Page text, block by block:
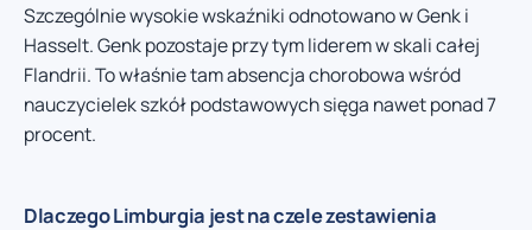
Szczególnie wysokie wskaźniki odnotowano w Genk i
Hasselt. Genk pozostaje przy tym liderem w skali całej
Flandrii. To właśnie tam absencja chorobowa wśród
nauczycielek szkół podstawowych sięga nawet ponad 7
procent.
Dlaczego Limburgia jest na czele zestawienia